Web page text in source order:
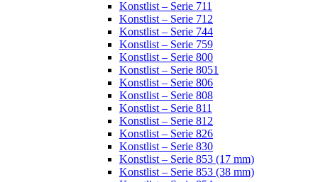
Konstlist – Serie 711
Konstlist – Serie 712
Konstlist – Serie 744
Konstlist – Serie 759
Konstlist – Serie 800
Konstlist – Serie 8051
Konstlist – Serie 806
Konstlist – Serie 808
Konstlist – Serie 811
Konstlist – Serie 812
Konstlist – Serie 826
Konstlist – Serie 830
Konstlist – Serie 853 (17 mm)
Konstlist – Serie 853 (38 mm)